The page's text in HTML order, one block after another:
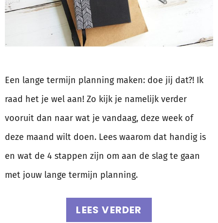
Een lange termijn planning maken: doe jij dat?! Ik
raad het je wel aan! Zo kijk je namelijk verder
vooruit dan naar wat je vandaag, deze week of
deze maand wilt doen. Lees waarom dat handig is
en wat de 4 stappen zijn om aan de slag te gaan
met jouw lange termijn planning.
LEES VERDER